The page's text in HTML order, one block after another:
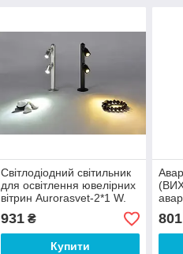
Світлодіодний світильник
для освітлення ювелірних
вітрин Aurorasvet-2*1 W.
LED освітлення.4000 K
931₴
Купити
801